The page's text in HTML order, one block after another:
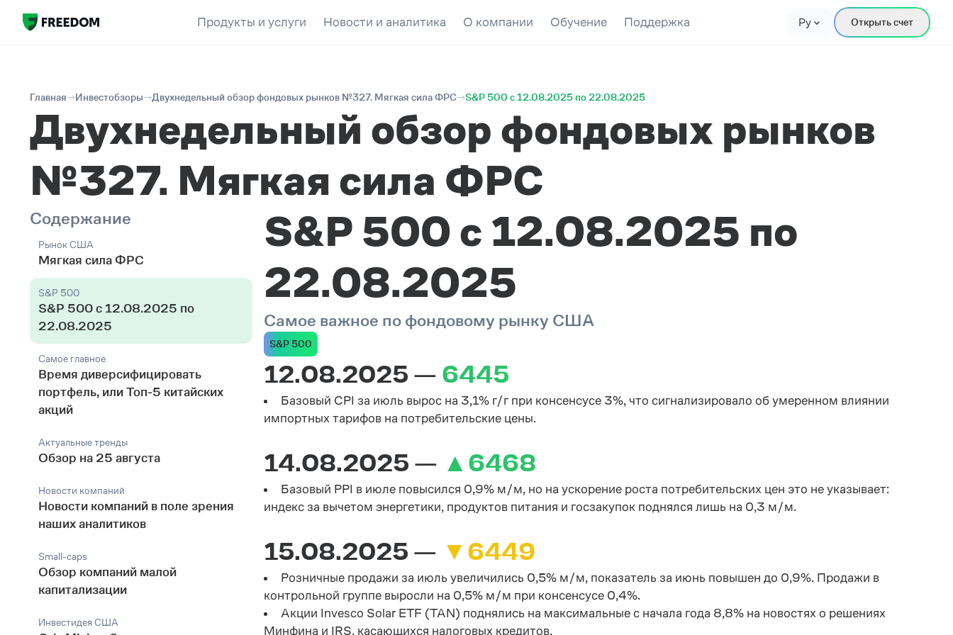
Продукты и услуги Новости и аналитика О компании Обучение Поддержка Ру Открыть счет
Главная Инвестобзоры Двухнедельный обзор фондовых рынков №327. Мягкая сила ФРС S&P 500 c 12.08.2025 по 22.08.2025
Двухнедельный обзор фондовых рынков
№327. Мягкая сила ФРС
Содержание
Рынок США
Мягкая сила ФРС
S&P 500
S&P 500 c 12.08.2025 по
22.08.2025
Самое главное
Время диверсифицировать
портфель, или ­Топ-5 китайских
акций
Актуальные тренды
Обзор на 25 августа
Новости компаний
Новости компаний в поле зрения
наших аналитиков
Small-caps
Обзор компаний малой
капитализации
Инвестидея США
S&P 500 c 12.08.2025 по
22.08.2025
Самое важное по фондовому рынку США
S&P 500
12.08.2025 — 6445
Базовый CPI за июль вырос на 3,1% г/г при консенсусе 3%, что сигнализировало об умеренном влиянии
импортных тарифов на потребительские цены.
14.08.2025 — ▲ 6468
Базовый PPI в июле повысился 0,9% м/м, но на ускорение роста потребительских цен это не указывает:
индекс за вычетом энергетики, продуктов питания и госзакупок поднялся лишь на 0,3 м/м.
15.08.2025 — ▼6449
Розничные продажи за июль увеличились 0,5% м/м, показатель за июнь повышен до 0,9%. Продажи в
контрольной группе выросли на 0,5% м/м при консенсусе 0,4%.
Акции Invesco Solar ETF (TAN) поднялись на максимальные с начала года 8,8% на новостях о решениях
Минфина и IRS, касающихся налоговых кредитов.